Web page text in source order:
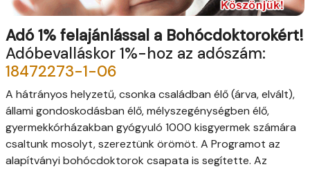
Adó 1% felajánlással a Bohócdoktorokért!
Adóbevalláskor 1%-hoz az adószám:
18472273-1-06
A hátrányos helyzetű, csonka családban élő (árva, elvált),
állami gondoskodásban élő, mélyszegénységben élő,
gyermekkórházakban gyógyuló 1000 kisgyermek számára
csaltunk mosolyt, szereztünk örömöt. A Programot az
alapítványi bohócdoktorok csapata is segítette. Az